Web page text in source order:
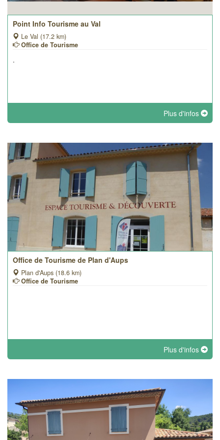
Point Info Tourisme au Val
Le Val (17.2 km)
Office de Tourisme
.
Plus d'infos
Office de Tourisme de Plan d'Aups
Plan d'Aups (18.6 km)
Office de Tourisme
Plus d'infos